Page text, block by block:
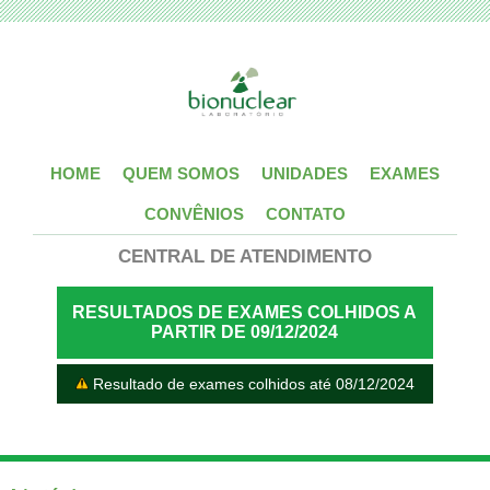
HOME QUEM SOMOS UNIDADES EXAMES
CONVÊNIOS CONTATO
CENTRAL DE ATENDIMENTO
RESULTADOS DE EXAMES COLHIDOS A
PARTIR DE 09/12/2024
Resultado de exames colhidos até 08/12/2024